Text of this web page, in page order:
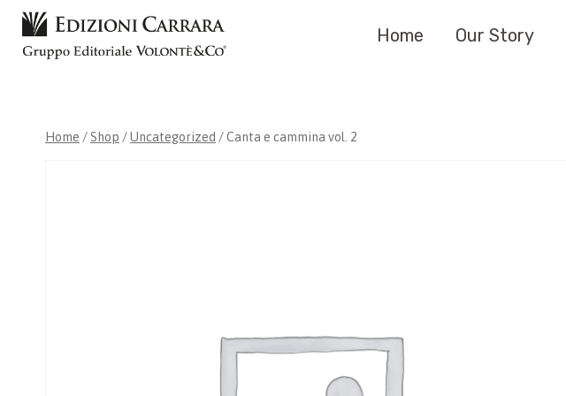
Skip
content
Home Our Story
Home / Shop /Uncategorized /Canta e cammina vol. 2